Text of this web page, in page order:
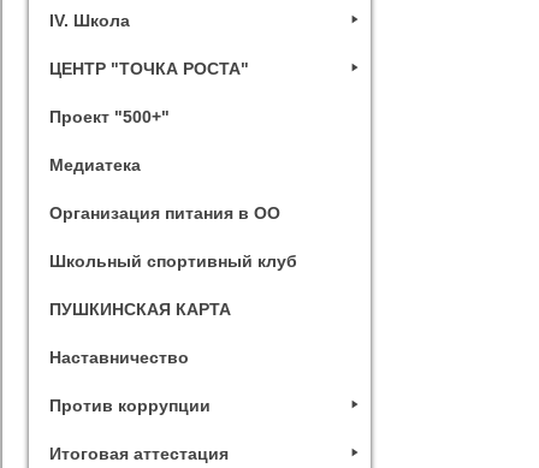
IV. Школа
ЦЕНТР "ТОЧКА РОСТА"
Проект "500+"
Медиатека
Организация питания в ОО
Школьный спортивный клуб
ПУШКИНСКАЯ КАРТА
Наставничество
Против коррупции
Итоговая аттестация